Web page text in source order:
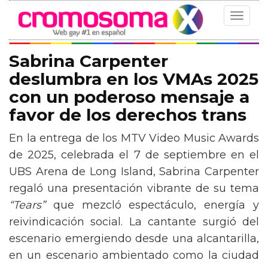
Toggle
Sabrina Carpenter
deslumbra en los VMAs 2025
con un poderoso mensaje a
favor de los derechos trans
En la entrega de los MTV Video Music Awards
de 2025, celebrada el 7 de septiembre en el
UBS Arena de Long Island, Sabrina Carpenter
regaló una presentación vibrante de su tema
“Tears”que mezcló espectáculo, energía y
reivindicación social. La cantante surgió del
escenario emergiendo desde una alcantarilla,
en un escenario ambientado como la ciudad